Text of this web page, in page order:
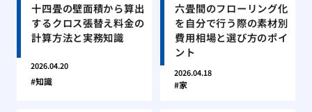
十四畳の壁面積から算出
するクロス張替え料金の
計算方法と実務知識
2026.04.20
知識
六畳間のフローリング化
を自分で行う際の素材別
費用相場と選び方のポイ
ント
2026.04.18
家